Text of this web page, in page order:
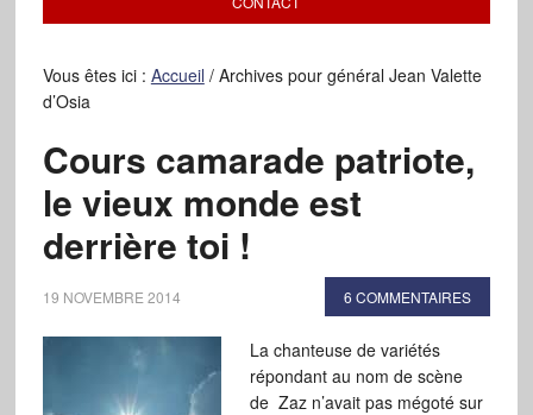
Vous êtes ici : Accueil /Archives pour général Jean Valette
d’Osia
Cours camarade patriote,
le vieux monde est
derrière toi !
19 NOVEMBRE 2014 6 COMMENTAIRES
La chanteuse de variétés
répondant au nom de scène
de Zaz n’avait pas mégoté sur